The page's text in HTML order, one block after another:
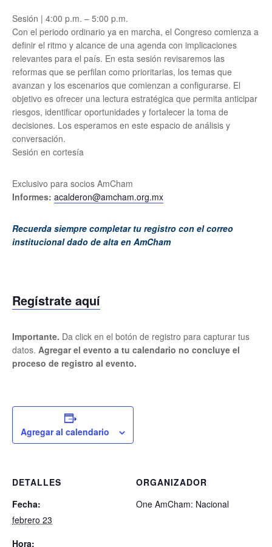
Sesión | 4:00 p.m. – 5:00 p.m.
Con el periodo ordinario ya en marcha, el Congreso comienza a
definir el ritmo y alcance de una agenda con implicaciones
relevantes para el país. En esta sesión revisaremos las
reformas que se perfilan como prioritarias, los temas que
avanzan y los escenarios que comienzan a configurarse. El
objetivo es ofrecer una lectura estratégica que permita anticipar
riesgos, identificar oportunidades y fortalecer la toma de
decisiones. Los esperamos en este espacio de análisis y
conversación.
Sesión en cortesía
Exclusivo para socios AmCham
Informes: acalderon@amcham.org.mx
Recuerda siempre completar tu registro con el correo
institucional dado de alta en AmCham
Regístrate aquí
Importante. Da click en el botón de registro para capturar tus
datos. Agregar el evento a tu calendario no concluye el
proceso de registro al evento.
Agregar al calendario
DETALLES
Fecha:
febrero 23
Hora:
ORGANIZADOR
One AmCham: Nacional